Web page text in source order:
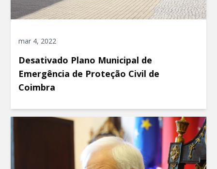
mar 4, 2022
Desativado Plano Municipal de
Emergência de Proteção Civil de
Coimbra